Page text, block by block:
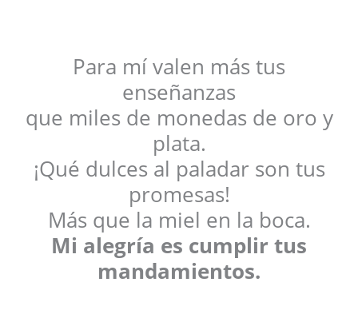
Para mí valen más tus
enseñanzas
que miles de monedas de oro y
plata.
¡Qué dulces al paladar son tus
promesas!
Más que la miel en la boca.
Mi alegría es cumplir tus
mandamientos.